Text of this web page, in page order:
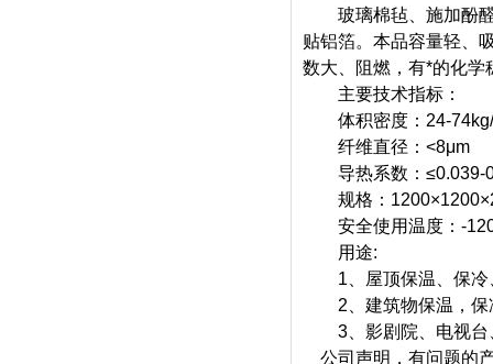
玻璃棉毡、施加酚醛
贴铝箔。本品容量轻、
数大、阻燃，有*的化学
主要技术指标：
体积密度：24-
纤维直径：<8μm
导热系数：≤0.039-
规格：
安全使用温度：-
用途:
1、屋顶保温、保冷
2、建筑物保温，保
3、影剧院、电视台
公司声明，有问题的